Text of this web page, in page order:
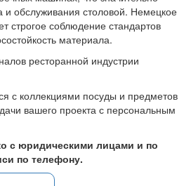
и обслуживания столовой. Немецкое
строгое соблюдение стандартов
материала.
ресторанной индустрии
с коллекциями посуды и предметов
вашего проекта с персональным
с юридическими лицами и по
по телефону.